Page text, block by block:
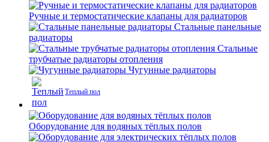
Ручные и термостатические клапаны для радиаторов
Стальные панельные
радиаторы
Стальные
трубчатые радиаторы отопления
Чугунные радиаторы
Теплый пол
Оборудование для водяных тёплых полов